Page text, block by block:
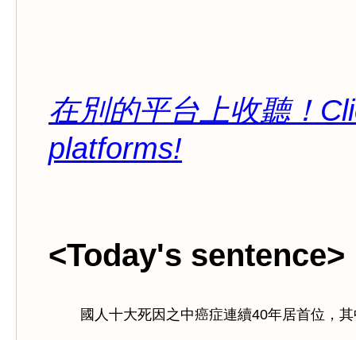
在別的平台上收聽！
platforms!
<Today's sentence>
國人十大死因之中癌症連續40年居首位，